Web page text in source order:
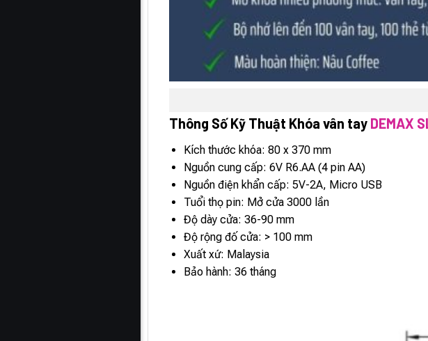
Thông Số Kỹ Thuật Khóa vân tay DEMAX
Kích thước khóa: 80 x 370 mm
Nguồn cung cấp: 6V R6.AA (4 pin AA)
Nguồn điện khẩn cấp: 5V-2A, Micro USB
Tuổi thọ pin: Mở cửa 3000 lần
Độ dày cửa: 36-90 mm
Độ rộng đố cửa: > 100 mm
Xuất xứ: Malaysia
Bảo hành: 36 tháng